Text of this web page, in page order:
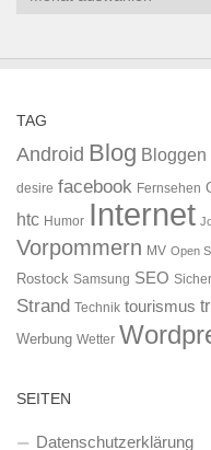
TAG
Android Blog Bloggen
desire facebook Fernsehen
htc Humor Internet
Vorpommern MV Open
Rostock Samsung SEO
Strand Technik tourismus
Werbung Wetter
SEITEN
Datenschutzerklärung